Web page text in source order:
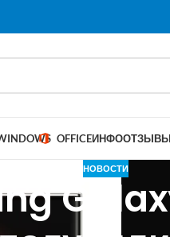
OFFICEИНФООТЗЫВЫ
НОВОСТИ